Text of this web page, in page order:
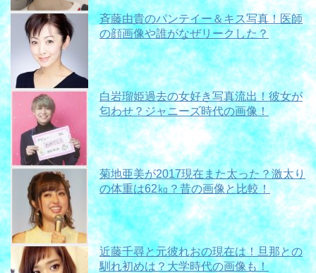
斉藤由貴のパンテイー＆キス写真！医師
の顔画像や誰がなぜリークした？
白岩瑠姫過去の女好き写真流出！彼女が
匂わせ？ジャニーズ時代の画像！
菊地亜美が2017現在また太った？激太り
の体重は62㎏？昔の画像と比較！
近藤千尋と元彼れおの現在は！旦那との
馴れ初めは？大学時代の画像も！